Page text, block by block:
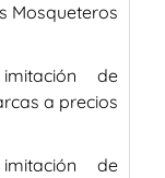
Mosqueteros
de
a precios
de